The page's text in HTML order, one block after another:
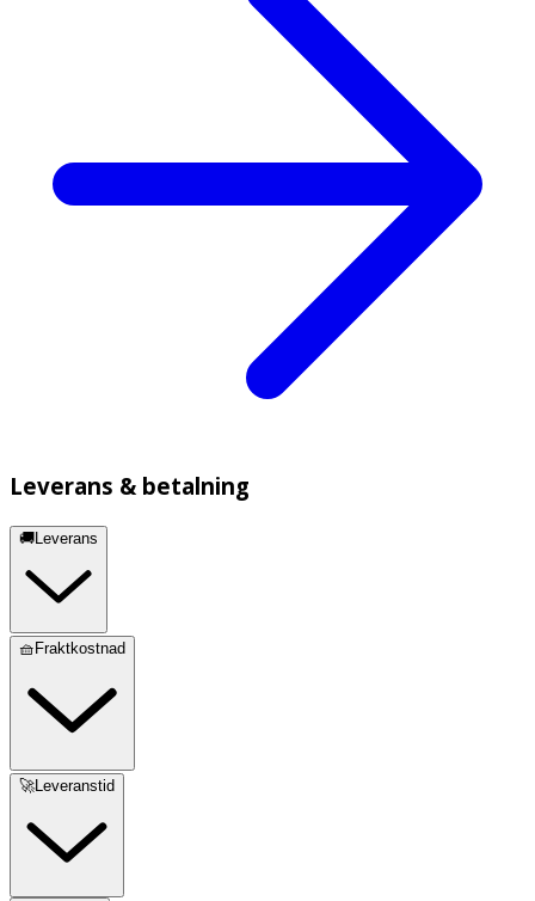
Leverans & betalning
🚚Leverans
🧺Fraktkostnad
🚀Leveranstid